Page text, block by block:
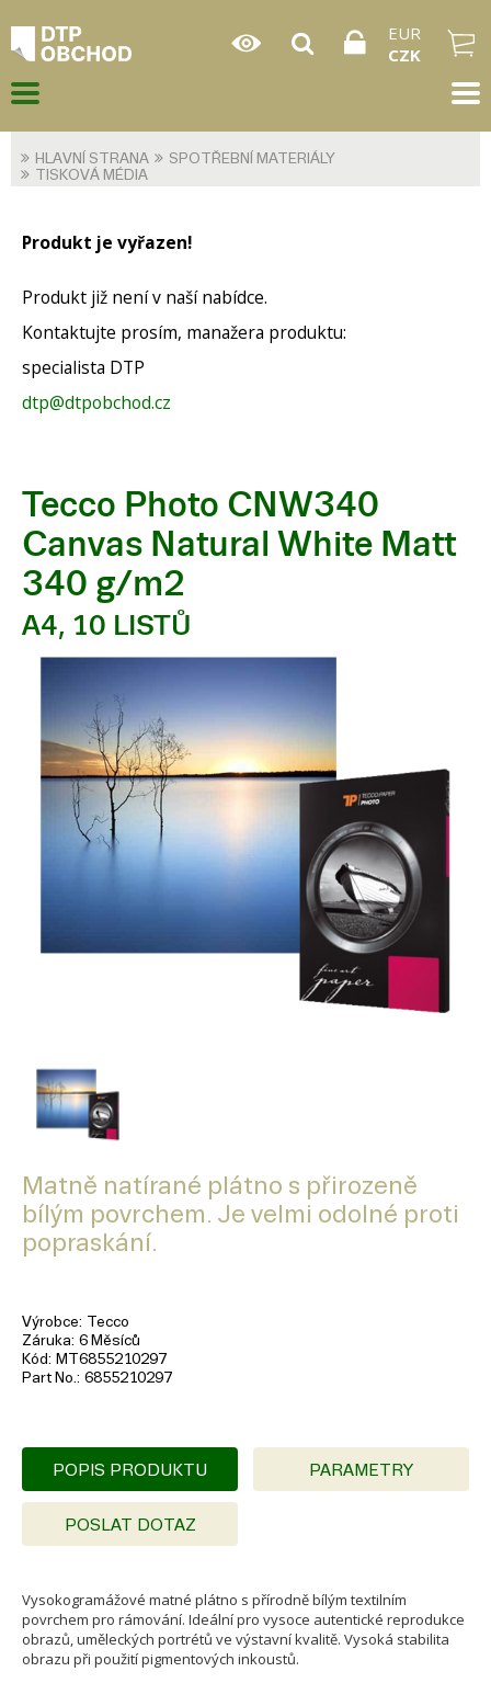
EUR
CZK
HLAVNÍ STRANA
SPOTŘEBNÍ MATERIÁLY
TISKOVÁ MÉDIA
Produkt je vyřazen!
Produkt již není v naší nabídce.
Kontaktujte prosím, manažera produktu:
specialista DTP
dtp@dtpobchod.cz
Tecco Photo CNW340
Canvas Natural White Matt
340 g/m2
A4, 10 LISTŮ
Matně natírané plátno s přirozeně
bílým povrchem. Je velmi odolné proti
popraskání.
Výrobce Tecco
Záruka 6 Měsíců
Kód
MT6855210297
Part No. 6855210297
POPIS PRODUKTU PARAMETRY
POSLAT DOTAZ
Vysokogramážové matné plátno s přírodně bílým textilním
povrchem pro rámování. Ideální pro vysoce autentické reprodukce
obrazů, uměleckých portrétů ve výstavní kvalitě. Vysoká stabilita
obrazu při použití pigmentových inkoustů.